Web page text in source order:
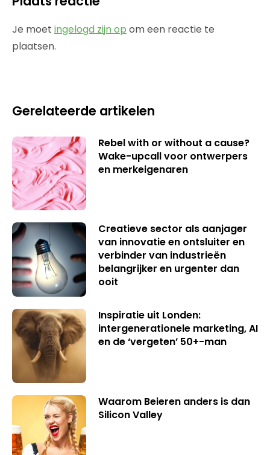
Je moet ingelogd zijn op om een reactie te
plaatsen.
Gerelateerde artikelen
Rebel with or without a cause?
Wake-upcall voor ontwerpers
en merkeigenaren
Creatieve sector als aanjager
van innovatie en ontsluiter en
verbinder van industrieën
belangrijker en urgenter dan
ooit
Inspiratie uit Londen:
intergenerationele marketing, AI
en de ‘vergeten’ 50+-man
Waarom Beieren anders is dan
Silicon Valley